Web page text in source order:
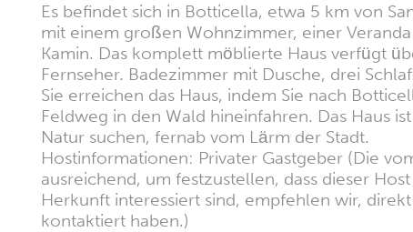
Es befindet sich in Botticella, etwa 5 km von
mit einem großen Wohnzimmer, einer
Kamin. Das komplett möblierte Haus verfügt
Fernseher. Badezimmer mit Dusche, drei
Sie erreichen das Haus, indem Sie nach
Feldweg in den Wald hineinfahren. Das Haus
Natur suchen, fernab vom Lärm der Stadt.
Hostinformationen: Privater Gastgeber (Die
ausreichend, um festzustellen, dass dieser
Herkunft interessiert sind, empfehlen wir,
kontaktiert haben.)